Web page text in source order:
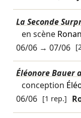
La Seconde
en scène
06/06→ 07/06
Éléonore Bauer
conception
06/06 [1 rep.]